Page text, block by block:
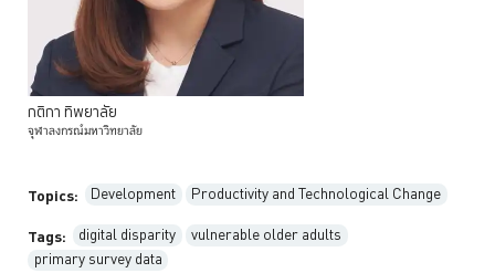
กติกา ทิพยาลัย
จุฬาลงกรณ์มหาวิทยาลัย
Topics: Development Productivity and Technological Change
Tags: digital disparity
vulnerable older adults
primary survey data